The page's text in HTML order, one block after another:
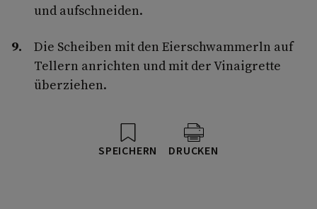
und aufschneiden.
Die Scheiben mit den Eierschwammerln auf
Tellern anrichten und mit der Vinaigrette
überziehen.
SPEICHERN DRUCKEN